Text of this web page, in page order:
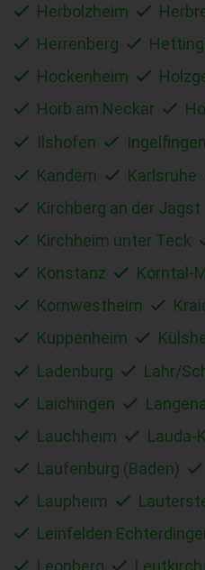
Herbolzheim
Herrenberg
Hockenheim
Horb am Neckar
Ilshofen Ingelfingen
Kandern Karlsruhe
Kirchberg an der Jagst
Kirchheim unter Teck
Konstanz
Korntal-
Kornwestheim
Kuppenheim
Ladenburg
Lahr/
Laichingen
Lauchheim
Lauda-
Laufenburg (Baden)
Laupheim
Leinfelden
Leonberg